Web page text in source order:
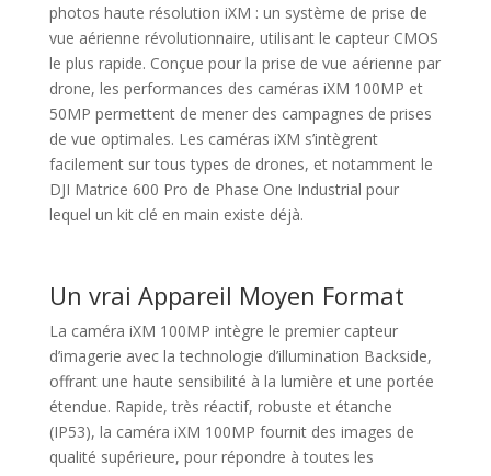
photos haute résolution iXM : un système de prise de
vue aérienne révolutionnaire, utilisant le capteur CMOS
le plus rapide. Conçue pour la prise de vue aérienne par
drone, les performances des caméras iXM 100MP et
50MP permettent de mener des campagnes de prises
de vue optimales. Les caméras iXM s’intègrent
facilement sur tous types de drones, et notamment le
DJI Matrice 600 Pro de Phase One Industrial pour
lequel un kit clé en main existe déjà.
Un vrai Appareil Moyen Format
La caméra iXM 100MP intègre le premier capteur
d’imagerie avec la technologie d’illumination Backside,
offrant une haute sensibilité à la lumière et une portée
étendue. Rapide, très réactif, robuste et étanche
(IP53), la caméra iXM 100MP fournit des images de
qualité supérieure, pour répondre à toutes les